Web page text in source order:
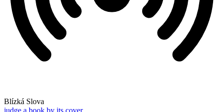
Blízká Slova
judge a book by its cover